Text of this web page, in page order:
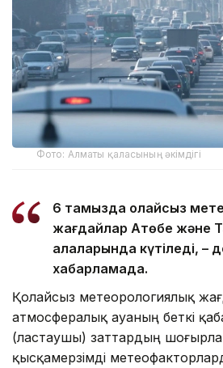
Фото: Алматы қаласының әкімдігі
6 тамызда қолайсыз
жағдайлар Ақтөбе және
қалаларында күтіледі, –
хабарламада.
Қолайсыз метеорологиялық
атмосфералық ауаның беткі
(ластаушы) заттардың
қысқамерзімді